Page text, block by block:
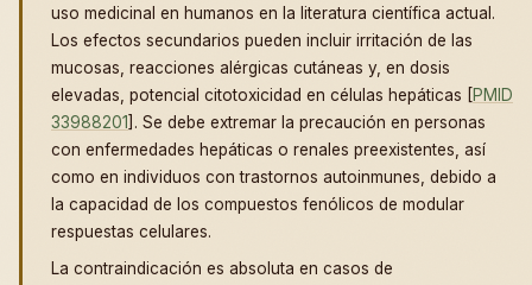
uso medicinal en humanos en la literatura científica actual.
Los efectos secundarios pueden incluir irritación de las
mucosas, reacciones alérgicas cutáneas y, en dosis
elevadas, potencial citotoxicidad en células hepáticas [PMID
33988201]. Se debe extremar la precaución en personas
con enfermedades hepáticas o renales preexistentes, así
como en individuos con trastornos autoinmunes, debido a
la capacidad de los compuestos fenólicos de modular
respuestas celulares.
La contraindicación es absoluta en casos de